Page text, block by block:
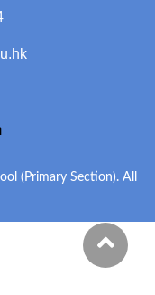
(Primary Section). All